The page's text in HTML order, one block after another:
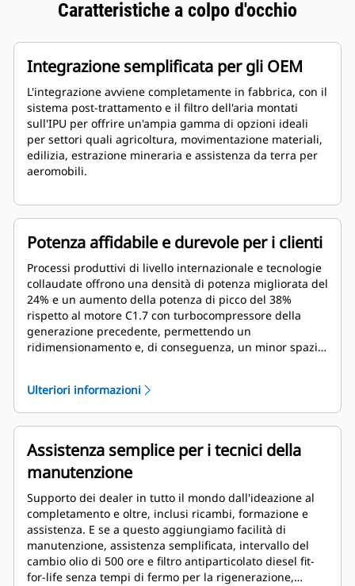
Caratteristiche a colpo d'occhio
Integrazione semplificata per gli OEM
L'integrazione avviene completamente in fabbrica, con il
sistema post-trattamento e il filtro dell'aria montati
sull'IPU per offrire un'ampia gamma di opzioni ideali
per settori quali agricoltura, movimentazione materiali,
edilizia, estrazione mineraria e assistenza da terra per
aeromobili.
Potenza affidabile e durevole per i clienti
Processi produttivi di livello internazionale e tecnologie
collaudate offrono una densità di potenza migliorata del
24% e un aumento della potenza di picco del 38%
rispetto al motore C1.7 con turbocompressore della
generazione precedente, permettendo un
ridimensionamento e, di conseguenza, un minor spazio
consente di risparmiare tempo e denaro in fase di
sviluppo.
Ulteriori informazioni
Assistenza semplice per i tecnici della
manutenzione
Supporto dei dealer in tutto il mondo dall'ideazione al
completamento e oltre, inclusi ricambi, formazione e
assistenza. E se a questo aggiungiamo facilità di
manutenzione, assistenza semplificata, intervallo del
cambio olio di 500 ore e filtro antiparticolato diesel fit-
for-life senza tempi di fermo per la rigenerazione,